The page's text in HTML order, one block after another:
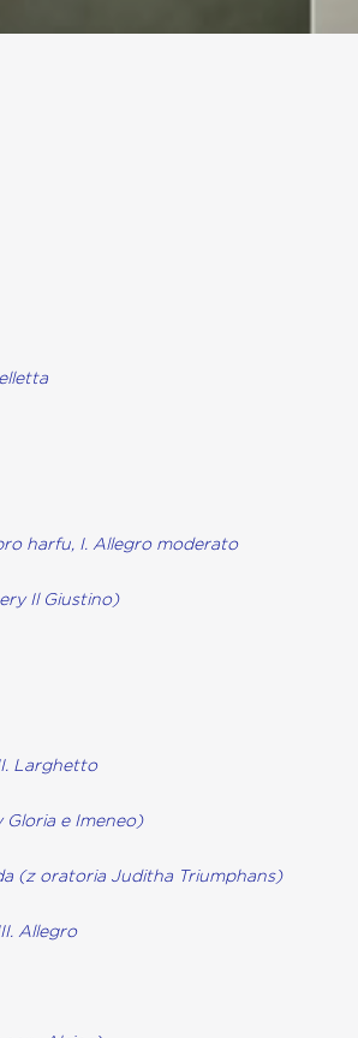
harfu, I. Allegro moderato
Il Giustino)
Larghetto
e Imeneo)
Juditha Triumphans)
Allegro